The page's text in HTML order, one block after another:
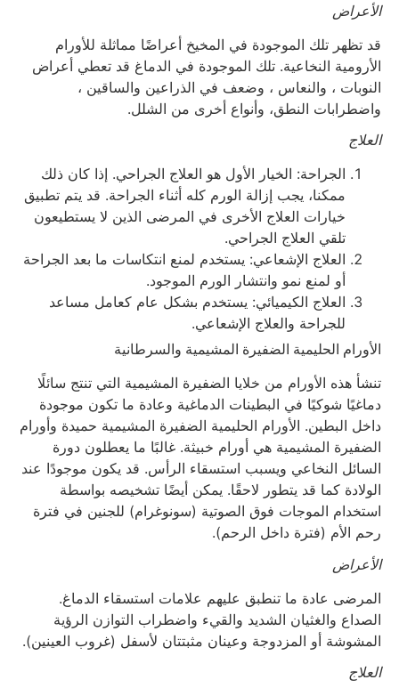
الأعراض
قد تظهر تلك الموجودة في المخيخ أعراضًا مماثلة للأورام
الأرومية النخاعية. تلك الموجودة في الدماغ قد تعطي أعراض
النوبات ، والنعاس ، وضعف في الذراعين والساقين ،
واضطرابات النطق، وأنواع أخرى من الشلل.
العلاج
الجراحة: الخيار الأول هو العلاج الجراحي. إذا كان ذلك
ممكنا، يجب إزالة الورم كله أثناء الجراحة. قد يتم تطبيق
خيارات العلاج الأخرى في المرضى الذين لا يستطيعون
تلقي العلاج الجراحي.
العلاج الإشعاعي: يستخدم لمنع انتكاسات ما بعد الجراحة
أو لمنع نمو وانتشار الورم الموجود.
العلاج الكيميائي: يستخدم بشكل عام كعامل مساعد
للجراحة والعلاج الإشعاعي.
الأورام الحليمية الضفيرة المشيمية والسرطانية
تنشأ هذه الأورام من خلايا الضفيرة المشيمية التي تنتج سائلًا
دماغيًا شوكيًا في البطينات الدماغية وعادة ما تكون موجودة
داخل البطين. الأورام الحليمية الضفيرة المشيمية حميدة وأورام
الضفيرة المشيمية هي أورام خبيثة. غالبًا ما يعطلون دورة
السائل النخاعي ويسبب استسقاء الرأس. قد يكون موجودًا عند
الولادة كما قد يتطور لاحقًا. يمكن أيضًا تشخيصه بواسطة
استخدام الموجات فوق الصوتية (سونوغرام) للجنين في فترة
رحم الأم (فترة داخل الرحم).
الأعراض
المرضى عادة ما تنطبق عليهم علامات استسقاء الدماغ.
الصداع والغثيان الشديد والقيء واضطراب التوازن الرؤية
المشوشة أو المزدوجة وعينان مثبتتان لأسفل (غروب العينين).
العلاج